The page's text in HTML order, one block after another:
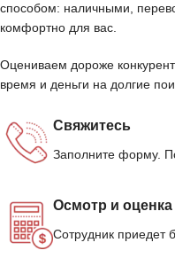
способом: наличными,
комфортно для вас.
Оцениваем дороже
время и деньги на долгие
Свяжитесь
Заполните форму.
Осмотр и оценка
Сотрудник приедет